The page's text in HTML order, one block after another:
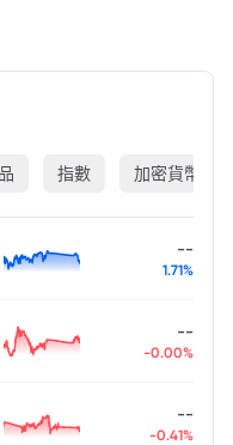
指數 加密貨幣
--
1.71%
--
-0.00%
--
-0.41%